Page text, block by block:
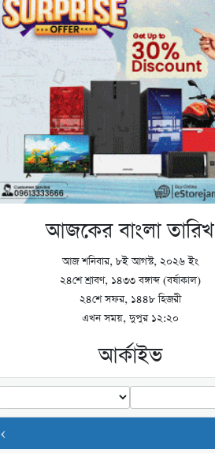
আজকের বাংলা তারিখ
আজ শনিবার, ৮ই আগস্ট, ২০২৬ ইং
২৪শে শ্রাবণ, ১৪৩৩ বঙ্গাব্দ (বর্ষাকাল)
২৪শে সফর, ১৪৪৮ হিজরী
এখন সময়, দুপুর ১২:২০
আর্কাইভ
‹